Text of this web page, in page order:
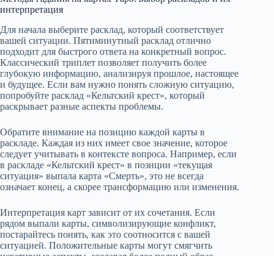
интерпретация
Для начала выберите расклад, который соответствует
вашей ситуации. Пятиминутный расклад отлично
подходит для быстрого ответа на конкретный вопрос.
Классический триплет позволяет получить более
глубокую информацию, анализируя прошлое, настоящее
и будущее. Если вам нужно понять сложную ситуацию,
попробуйте расклад «Кельтский крест», который
раскрывает разные аспекты проблемы.
Обратите внимание на позицию каждой карты в
раскладе. Каждая из них имеет свое значение, которое
следует учитывать в контексте вопроса. Например, если
в раскладе «Кельтский крест» в позиции «текущая
ситуация» выпала карта «Смерть», это не всегда
означает конец, а скорее трансформацию или изменения.
Интерпретация карт зависит от их сочетания. Если
рядом выпали карты, символизирующие конфликт,
постарайтесь понять, как это соотносится с вашей
ситуацией. Положительные карты могут смягчить